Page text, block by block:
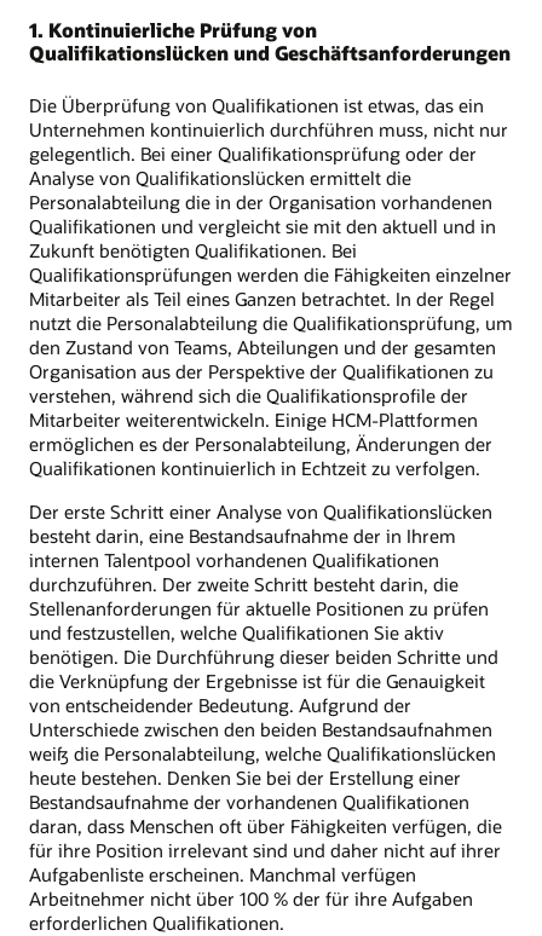
1. Kontinuierliche Prüfung von
Qualifikationslücken und Geschäftsanforderungen
Die Überprüfung von Qualifikationen ist etwas, das ein
Unternehmen kontinuierlich durchführen muss, nicht nur
gelegentlich. Bei einer Qualifikationsprüfung oder der
Analyse von Qualifikationslücken ermittelt die
Personalabteilung die in der Organisation vorhandenen
Qualifikationen und vergleicht sie mit den aktuell und in
Zukunft benötigten Qualifikationen. Bei
Qualifikationsprüfungen werden die Fähigkeiten einzelner
Mitarbeiter als Teil eines Ganzen betrachtet. In der Regel
nutzt die Personalabteilung die Qualifikationsprüfung, um
den Zustand von Teams, Abteilungen und der gesamten
Organisation aus der Perspektive der Qualifikationen zu
verstehen, während sich die Qualifikationsprofile der
Mitarbeiter weiterentwickeln. Einige HCM-Plattformen
ermöglichen es der Personalabteilung, Änderungen der
Qualifikationen kontinuierlich in Echtzeit zu verfolgen.
Der erste Schritt einer Analyse von Qualifikationslücken
besteht darin, eine Bestandsaufnahme der in Ihrem
internen Talentpool vorhandenen Qualifikationen
durchzuführen. Der zweite Schritt besteht darin, die
Stellenanforderungen für aktuelle Positionen zu prüfen
und festzustellen, welche Qualifikationen Sie aktiv
benötigen. Die Durchführung dieser beiden Schritte und
die Verknüpfung der Ergebnisse ist für die Genauigkeit
von entscheidender Bedeutung. Aufgrund der
Unterschiede zwischen den beiden Bestandsaufnahmen
weiß die Personalabteilung, welche Qualifikationslücken
heute bestehen. Denken Sie bei der Erstellung einer
Bestandsaufnahme der vorhandenen Qualifikationen
daran, dass Menschen oft über Fähigkeiten verfügen, die
für ihre Position irrelevant sind und daher nicht auf ihrer
Aufgabenliste erscheinen. Manchmal verfügen
Arbeitnehmer nicht über 100 % der für ihre Aufgaben
erforderlichen Qualifikationen.